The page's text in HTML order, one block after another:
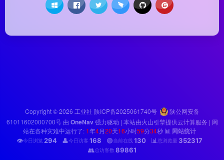
Copyright © 2026 工业社 陕ICP备2025061740号
陕公网安备
61011602000700号由 OneNav强力驱动 | 本站由火山引擎提供云计算服务 | 网
站在各种灾难中运行了: 1年4月20天16小时59分34秒 📊 网站统计
👁️今日浏览 294 👤今日访客 168 🟢当前在线 130 📊 总浏览量 352317
👥总访客数 89861